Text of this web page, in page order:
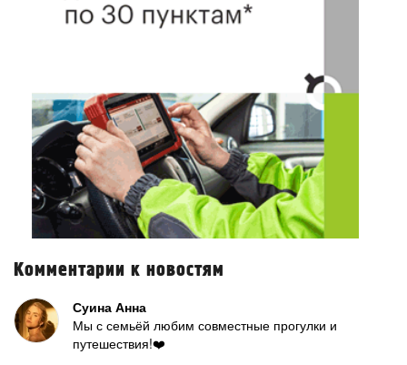
Комментарии к новостям
Суина Анна
Мы с семьёй любим совместные прогулки и
путешествия!❤️